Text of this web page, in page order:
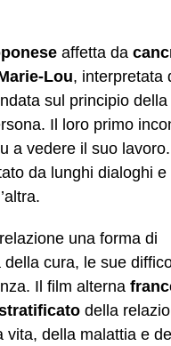
affetta da
Lou, interpretata
sul principio della
Il loro primo
a vedere il suo
da lunghi dialoghi e
una forma di
cura, le sue
Il film alterna
della
vita, della malattia e